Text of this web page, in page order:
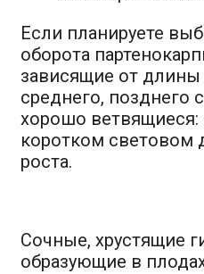
Если планируете
оборота
зависящие от длины
среднего, позднего
хорошо ветвящиеся:
коротком световом
роста.
Сочные, хрустящие
образующие в